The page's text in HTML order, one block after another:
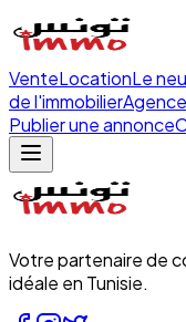
VenteLocationLe
de l'immobilier
Publier une annonce
Votre partenaire de
idéale en Tunisie.